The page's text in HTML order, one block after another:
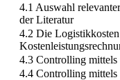
4.1 Auswahl
der Literatur
4.2 Die
4.3 Controlling mittels
4.4 Controlling mittels